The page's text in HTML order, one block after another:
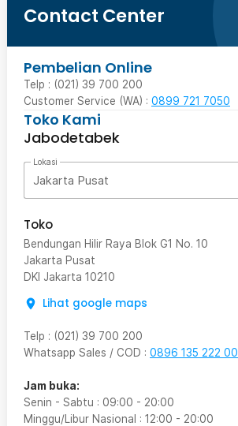
Contact Center
Pembelian Online
Telp : (021) 39 700 200
Customer Service (WA) : 0899 721 7050
Toko Kami
Jabodetabek
Lokasi
Jakarta Pusat
Toko
Bendungan Hilir Raya Blok G1 No. 10
Jakarta Pusat
DKI Jakarta 10210
Lihat google maps
Telp : (021) 39 700 200
Whatsapp Sales / COD : 0896 135 222 00
Jam buka:
Senin - Sabtu : 09:00 - 20:00
Minggu/Libur Nasional : 12:00 - 20:00